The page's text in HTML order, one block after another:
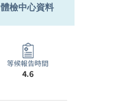
體檢中心資料
等候報告時間
4.6